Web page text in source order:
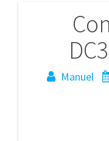
Manuel
entradas